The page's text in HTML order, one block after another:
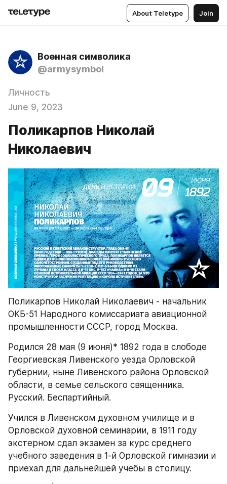
About Teletype Join
Военная символика
@armysymbol
Личность
June 9, 2023
Поликарпов Николай
Николаевич
Поликарпов Николай Николаевич - начальник
ОКБ-51 Народного комиссариата авиационной
промышленности СССР, город Москва.
Родился 28 мая (9 июня)* 1892 года в слободе
Георгиевская Ливенского уезда Орловской
губернии, ныне Ливенского района Орловской
области, в семье сельского священника.
Русский. Беспартийный.
Учился в Ливенском духовном училище и в
Орловской духовной семинарии, в 1911 году
экстерном сдал экзамен за курс среднего
учебного заведения в 1-й Орловской гимназии и
приехал для дальнейшей учебы в столицу.